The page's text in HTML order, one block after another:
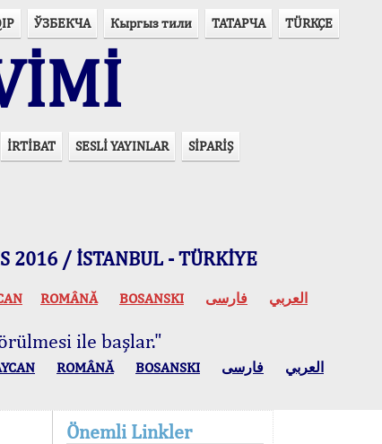
ЎЗБЕКЧА Кыргыз тили ТАТАРЧА TÜRKÇE
İRTİBAT SESLİ YAYINLAR SİPARİŞ
2016 / İSTANBUL - TÜRKİYE
ROMÂNĂ BOSANSKI العربي فارسی
ile başlar."
ROMÂNĂ BOSANSKI العربي فارسی
Önemli Linkler